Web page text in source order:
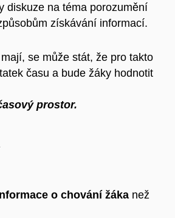
diskuze na téma porozumění
získávání informací.
se může stát, že pro takto
času a bude žáky hodnotit
prostor.
o chování žáka než